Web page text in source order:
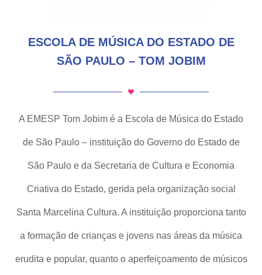
ESCOLA DE MÚSICA DO ESTADO DE
SÃO PAULO – TOM JOBIM
A EMESP Tom Jobim é a Escola de Música do Estado
de São Paulo – instituição do Governo do Estado de
São Paulo e da Secretaria de Cultura e Economia
Criativa do Estado, gerida pela organização social
Santa Marcelina Cultura. A instituição proporciona tanto
a formação de crianças e jovens nas áreas da música
erudita e popular, quanto o aperfeiçoamento de músicos